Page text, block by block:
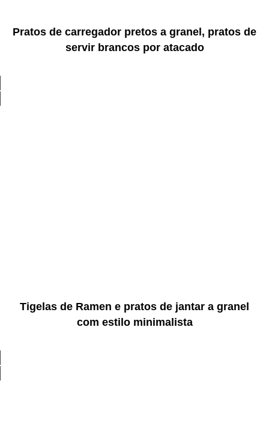
Pratos de carregador pretos a granel, pratos de
servir brancos por atacado
Tigelas de Ramen e pratos de jantar a granel
com estilo minimalista